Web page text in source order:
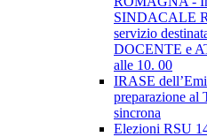
SINDACALE
servizio
DOCENTE e
alle 10. 00
IRASE
preparazione al
sincrona
Elezioni RSU